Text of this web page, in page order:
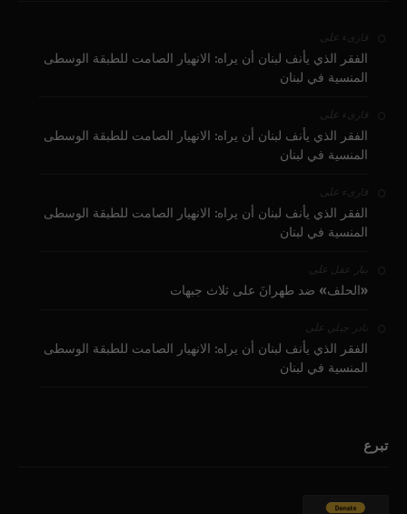
قارىء على
الفقر الذي يأنف لبنان أن يراه: الانهيار الصامت للطبقة الوسطى
المنسية في لبنان
قارىء على
الفقر الذي يأنف لبنان أن يراه: الانهيار الصامت للطبقة الوسطى
المنسية في لبنان
قارىء على
الفقر الذي يأنف لبنان أن يراه: الانهيار الصامت للطبقة الوسطى
المنسية في لبنان
بيار عقل على
«الحلف» ضد طهرانَ على ثلاث جبهات
نادر جبلي على
الفقر الذي يأنف لبنان أن يراه: الانهيار الصامت للطبقة الوسطى
المنسية في لبنان
تبرع